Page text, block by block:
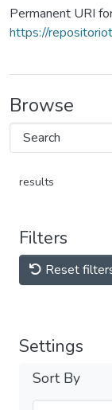
Permanent URI
https://
Browse
results
Filters
Reset
Settings
Sort By